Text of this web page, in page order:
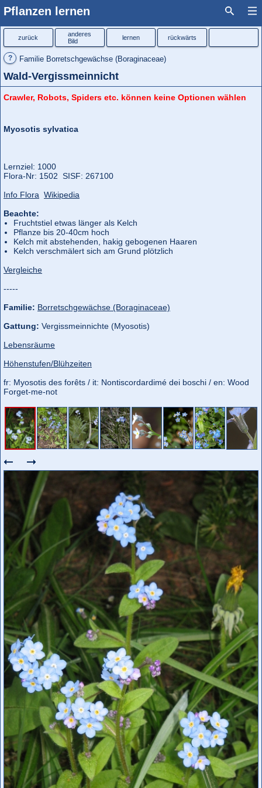
Pflanzen lernen
? Familie Borretschgewächse (Boraginaceae)
Wald-Vergissmeinnicht
zurück
anderes
Bild
lernen rückwärts
Crawler, Robots, Spiders etc. können keine Optionen wählen
Myosotis sylvatica
Lernziel: 1000
Flora‑Nr: 1502 SISF: 267100
Info Flora Wikipedia
Beachte:
Fruchtstiel etwas länger als Kelch
Pflanze bis 20-40cm hoch
Kelch mit abstehenden, hakig gebogenen Haaren
Kelch verschmälert sich am Grund plötzlich
Vergleiche
-----
Familie: Borretschgewächse (Boraginaceae)
Gattung: Vergissmeinnichte (Myosotis)
Lebensräume
Höhenstufen/Blühzeiten
fr: Myosotis des forêts / it: Nontiscordardimé dei boschi / en: Wood
Forget-me-not